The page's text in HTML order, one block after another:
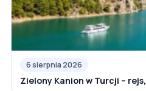
6 sierpnia 2026
Zielony Kanion w Turcji –